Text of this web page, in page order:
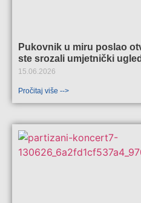
Pukovnik u miru poslao
ste srozali umjetnički
15.06.2026
Pročitaj više -->